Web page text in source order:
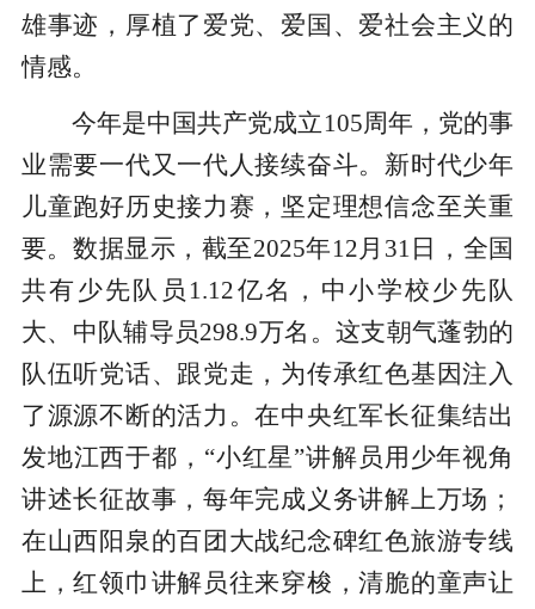
雄事迹，厚植了爱党、爱国、爱社会主义的
情感。
今年是中国共产党成立105周年，党的事
业需要一代又一代人接续奋斗。新时代少年
儿童跑好历史接力赛，坚定理想信念至关重
要。数据显示，截至2025年12月31日，全国
共有少先队员1.12亿名，中小学校少先队
大、中队辅导员298.9万名。这支朝气蓬勃的
队伍听党话、跟党走，为传承红色基因注入
了源源不断的活力。在中央红军长征集结出
发地江西于都，“小红星”讲解员用少年视角
讲述长征故事，每年完成义务讲解上万场；
在山西阳泉的百团大战纪念碑红色旅游专线
上，红领巾讲解员往来穿梭，清脆的童声让